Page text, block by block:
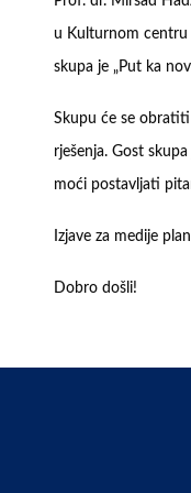
u Kulturnom centru
skupa je „Put ka
Skupu će se
rješenja. Gost
moći postavljati
Izjave za medije
Dobro došli!